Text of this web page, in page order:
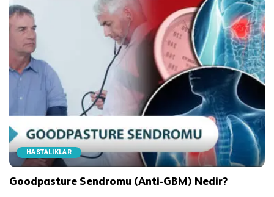
HASTALIKLAR
Goodpasture Sendromu (Anti-GBM) Nedir?